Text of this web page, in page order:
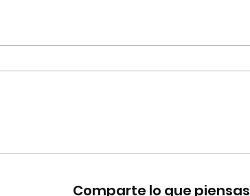
Comparte lo que piensas